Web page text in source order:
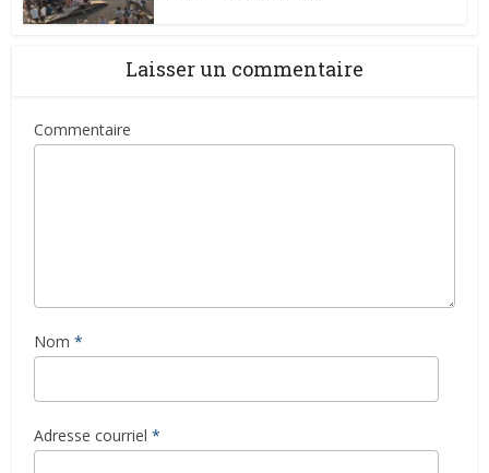
Laisser un commentaire
Commentaire
Nom *
Adresse courriel *